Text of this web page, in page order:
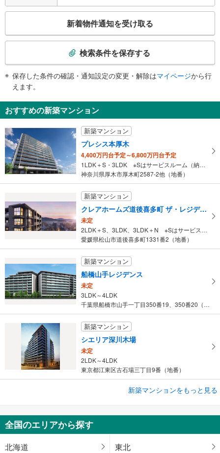
検
知
を
け
取
る
・
を
マ
イ
ペ
に
保
存
す
新着物件通知を受け取る
検索条件を保存する
保存した条件の確認・通知設定の変更・解除はマイページから行
えます。
おすすめの新築マンション
新築マンション
プレシス本厚木
4,400万円台予定～6,800万円台予定
1LDK＋S・3LDK ※Sはサービスルーム（納戸）です。
神奈川県厚木市厚木町2587-2他（地番）
新築マンション
クレアホームズ道後喜多町 ザ・レジデンス
未定
2LDK＋S、3LDK、3LDK＋N ※Sはサービスルーム（納戸）です。 ※Nは納戸です。
愛媛県松山市道後喜多町1331番2（地番）
新築マンション
船橋山手レジデンス
未定
3LDK～4LDK
千葉県船橋市山手一丁目350番19、350番20（地番）
新築マンション
シエリア深川木場
未定
2LDK～4LDK
東京都江東区古石場三丁目9番（地番）
新築マンション
未定
2LDK・3LDK
福岡県糟屋郡新宮町緑ケ浜四丁目1402-6（地番）
新築マンションをもっと見る
全国のエリアから探す
北海道 東北